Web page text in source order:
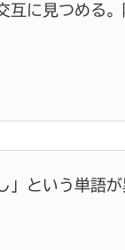
互に見つめる
」という単語